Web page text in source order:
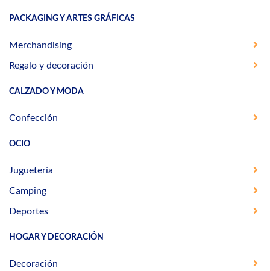
PACKAGING Y ARTES GRÁFICAS
Merchandising
Regalo y decoración
CALZADO Y MODA
Confección
OCIO
Juguetería
Camping
Deportes
HOGAR Y DECORACIÓN
Decoración